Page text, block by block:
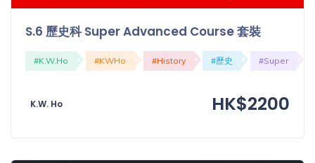
S.6 歷史科 Super Advanced Course 套裝
#K.W.Ho #KWHo #History #歷史 #Super
K.W. Ho HK$2200